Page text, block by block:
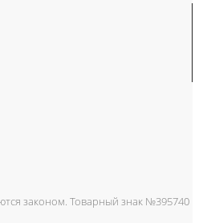
законом. Товарный знак №395740